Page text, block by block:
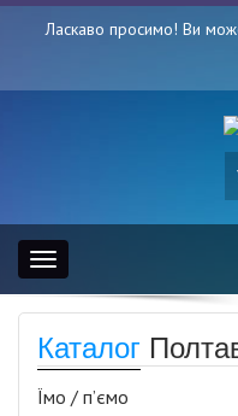
Ласкаво просимо! Ви
Toggle
navigation
Каталог
Їмо / п’ємо